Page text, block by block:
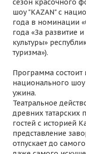
сезон красочного
шоу "KAZAN" с
года в номинации
года «За развитие
культуры»
туризма»).
Программа состоит
национального шоу
ужина.
Театральное
древних татарских
гостей с историей
представление
отпускает до